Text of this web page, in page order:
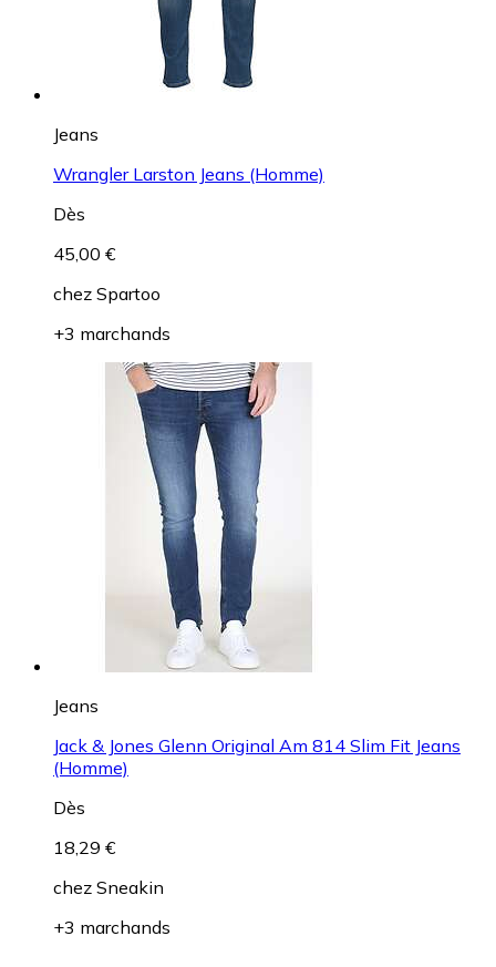
Jeans
Wrangler Larston Jeans (Homme)
Dès
45,00 €
chez Spartoo
+3 marchands
Jeans
Jack & Jones Glenn Original Am 814 Slim Fit Jeans
(Homme)
Dès
18,29 €
chez Sneakin
+3 marchands